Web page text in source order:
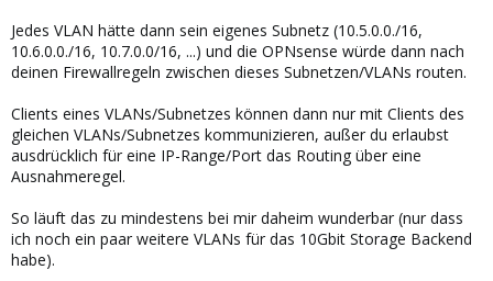
Jedes VLAN hätte dann sein eigenes Subnetz (10.5.0.0./16,
10.6.0.0./16, 10.7.0.0/16, ...) und die OPNsense würde dann nach
deinen Firewallregeln zwischen dieses Subnetzen/VLANs routen.
Clients eines VLANs/Subnetzes können dann nur mit Clients des
gleichen VLANs/Subnetzes kommunizieren, außer du erlaubst
ausdrücklich für eine IP-Range/Port das Routing über eine
Ausnahmeregel.
So läuft das zu mindestens bei mir daheim wunderbar (nur dass
ich noch ein paar weitere VLANs für das 10Gbit Storage Backend
habe).